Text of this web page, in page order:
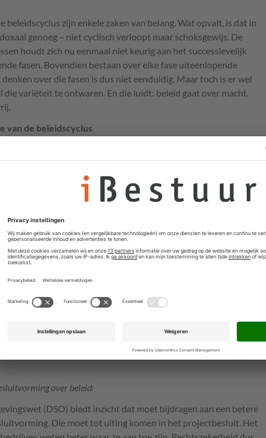
beleidscyclus zijn enkele zaken van belang. Wat opvalt, is dat in
genoeg – niet cyclisch verloopt maar schoksgewijs. De
houdt zich nu eenmaal niet keurig aan het successievelijk
fasen. Bovendien bestaan over elke fase uiteenlopende
over die fasen is dus niet eenduidig. Maar toch is er wel
die variëteit te ontwaren. En die luidt: beleid gaat over macht.
van de beleidscyclus
een datarevolutie. Die laten ook overheden niet aan zich
datagedreven werken? En dus zetten overheden volop data in.
van praktijkvoorbeelden van de
Data Agenda Overheid
de beleidscyclus?
om tot inzicht te komen. Dat inzicht gebruiken zij voor:
de keuze van beleidsinstrumenten:
formuleert preventief politiebeleid door aan statistische
CBS-data profielen toe te voegen uit politiegegevens over
van Economische Zaken en Klimaat (EZK) ontwikkelen,
radarsatellietbestand, nieuwe instrumenten voor de monitoring
sluizen, wegen en dijken.
en Werkgelegenheid bepaalt op grond van eigen data en die van
te pakken risico’s en bedrijven, alsmede de inzet van
over beleid:
(DSO) biedt inzicht dat moet bijdragen aan een betere
Die moet tot uiting komen in het projectbesluit. Het